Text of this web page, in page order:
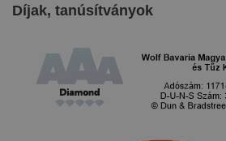
Díjak, tanúsítványok